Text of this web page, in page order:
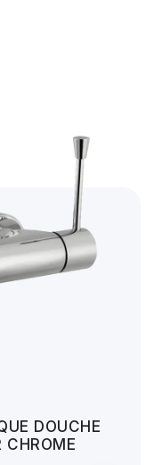
DOUCHE
CHROME